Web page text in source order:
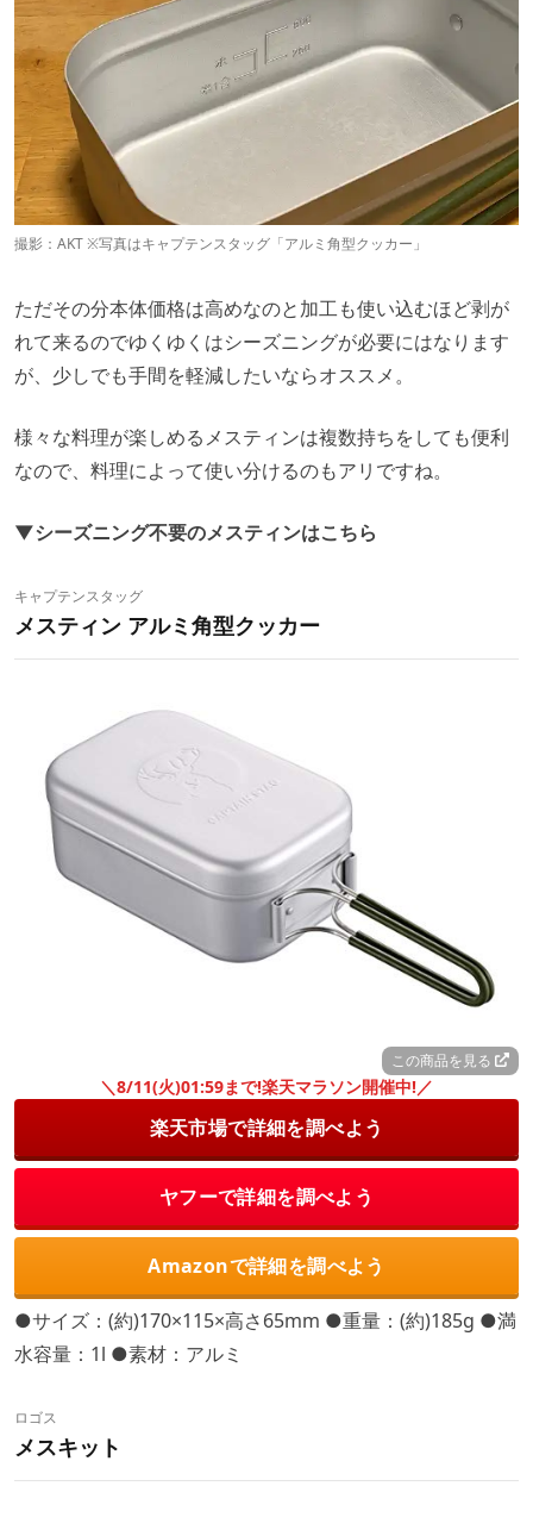
撮影：AKT ※写真はキャプテンスタッグ「アルミ角型クッカー」
ただその分本体価格は高めなのと加工も使い込むほど剥が
れて来るのでゆくゆくはシーズニングが必要にはなります
が、少しでも手間を軽減したいならオススメ。
様々な料理が楽しめるメスティンは複数持ちをしても便利
なので、料理によって使い分けるのもアリですね。
▼シーズニング不要のメスティンはこちら
キャプテンスタッグ
メスティン アルミ角型クッカー
この商品を見る
＼8/11(火)01:59まで!楽天マラソン開催中!／
楽天市場で詳細を調べよう
ヤフーで詳細を調べよう
Amazonで詳細を調べよう
●サイズ：(約)170×115×高さ65mm ●重量：(約)185g ●満
水容量：1l ●素材：アルミ
ロゴス
メスキット